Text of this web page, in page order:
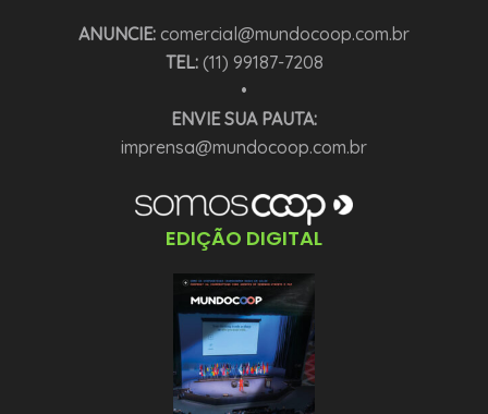
ANUNCIE: comercial@mundocoop.com.br
TEL:(11) 99187-7208
•
ENVIE SUA PAUTA:
imprensa@mundocoop.com.br
EDIÇÃO DIGITAL